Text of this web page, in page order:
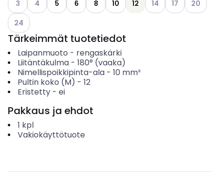
3 4 5 6 8 10 12 14 17
20
Katso käytettävissä olevat vaihtoehdot
24
Tärkeimmät tuotetiedot
Laipanmuoto - rengaskärki
Liitäntäkulma- 180° (vaaka)
Nimellispoikkipinta-ala- 10 mm²
Pultin koko (M) - 12
Eristetty- ei
Pakkaus ja ehdot
1 kpl
Vakiokäyttötuote